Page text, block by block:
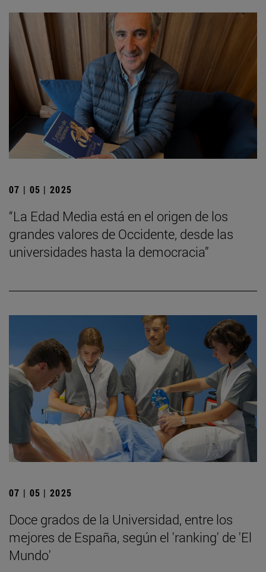
07 | 05 | 2025
“La Edad Media está en el origen de los
grandes valores de Occidente, desde las
universidades hasta la democracia”
07 | 05 | 2025
Doce grados de la Universidad, entre los
mejores de España, según el 'ranking' de 'El
Mundo'